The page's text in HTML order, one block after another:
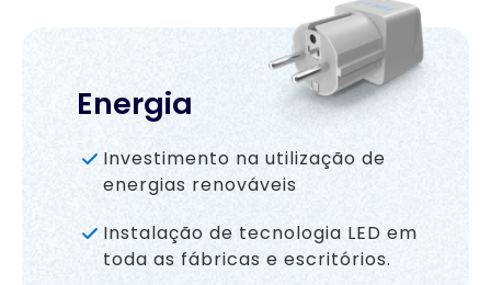
Energia
Investimento na utilização de
energias renováveis
Instalação de tecnologia LED em
toda as fábricas e escritórios.